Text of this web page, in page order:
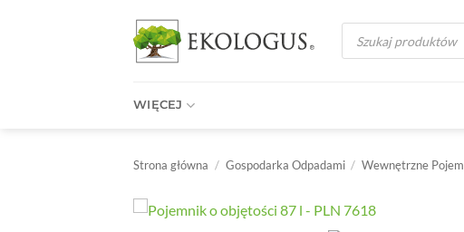
Wyszukiwarka
produktów
WIĘCEJ
Strona główna / Gospodarka Odpadami / Wewnętrzne